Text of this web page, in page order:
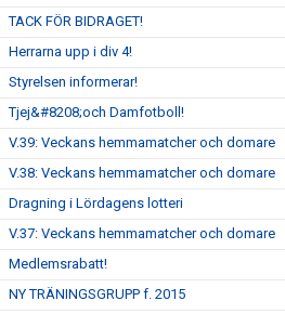
TACK FÖR BIDRAGET!
Herrarna upp i div 4!
Styrelsen informerar!
Tjej&#8208;och Damfotboll!
V.39: Veckans hemmamatcher och domare
V.38: Veckans hemmamatcher och domare
Dragning i Lördagens lotteri
V.37: Veckans hemmamatcher och domare
Medlemsrabatt!
NY TRÄNINGSGRUPP f. 2015